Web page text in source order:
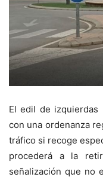
El edil de izquierdas
con una ordenanza
tráfico si recoge
procederá a la
señalización que no